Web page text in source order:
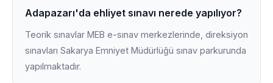
Adapazarı'da ehliyet sınavı nerede yapılıyor?
Teorik sınavlar MEB e-sınav merkezlerinde, direksiyon
sınavları Sakarya Emniyet Müdürlüğü sınav parkurunda
yapılmaktadır.